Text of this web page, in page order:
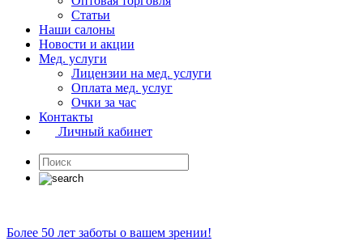
Статьи
Наши салоны
Новости и акции
Мед. услуги
Лицензии на мед. услуги
Оплата мед. услуг
Очки за час
Контакты
Личный кабинет
Более 50 лет заботы о вашем зрении!